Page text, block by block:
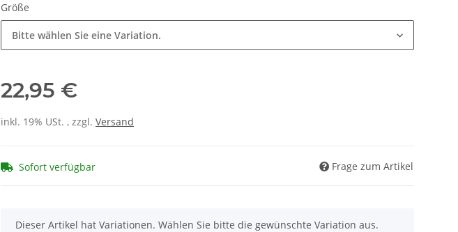
Größe
Bitte wählen Sie eine Variation.
22,95 €
inkl. 19% USt. , zzgl. Versand
Sofort verfügbar Frage zum Artikel
x
Dieser Artikel hat Variationen. Wählen Sie bitte die gewünschte Variation aus.